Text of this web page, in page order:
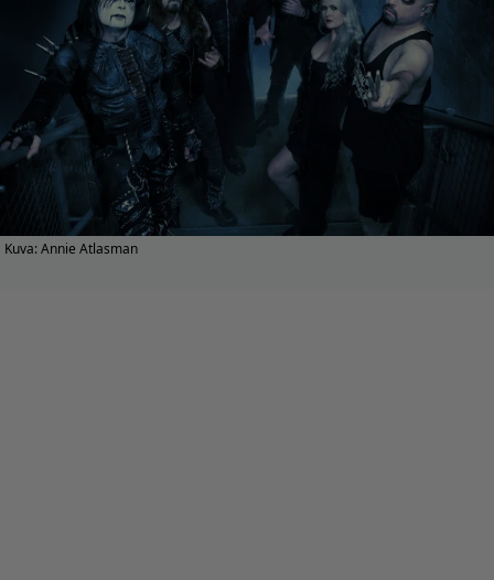
Kuva: Annie Atlasman